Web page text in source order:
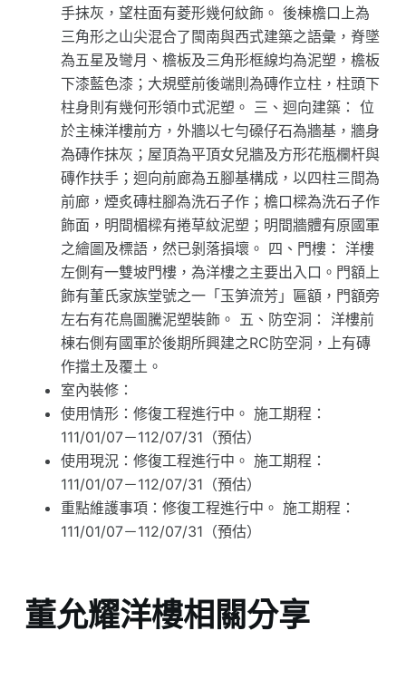
手抹灰，望柱面有菱形幾何紋飾。 後棟檐口上為
三角形之山尖混合了閩南與西式建築之語彙，脊墜
為五星及彎月、檐板及三角形框線均為泥塑，檐板
下漆藍色漆；大規壁前後端則為磚作立柱，柱頭下
柱身則有幾何形領巾式泥塑。 三、迴向建築： 位
於主棟洋樓前方，外牆以七勻磉仔石為牆基，牆身
為磚作抹灰；屋頂為平頂女兒牆及方形花瓶欄杆與
磚作扶手；迴向前廊為五腳基構成，以四柱三間為
前廊，煙炙磚柱腳為洗石子作；檐口樑為洗石子作
飾面，明間楣樑有捲草紋泥塑；明間牆體有原國軍
之繪圖及標語，然已剝落損壞。 四、門樓： 洋樓
左側有一雙坡門樓，為洋樓之主要出入口。門額上
飾有董氏家族堂號之一「玉笋流芳」匾額，門額旁
左右有花鳥圖騰泥塑裝飾。 五、防空洞： 洋樓前
棟右側有國軍於後期所興建之RC防空洞，上有磚
作擋土及覆土。
室內裝修：
使用情形：修復工程進行中。 施工期程：
111/01/07－112/07/31（預估）
使用現況：修復工程進行中。 施工期程：
111/01/07－112/07/31（預估）
重點維護事項：修復工程進行中。 施工期程：
111/01/07－112/07/31（預估）
董允耀洋樓相關分享